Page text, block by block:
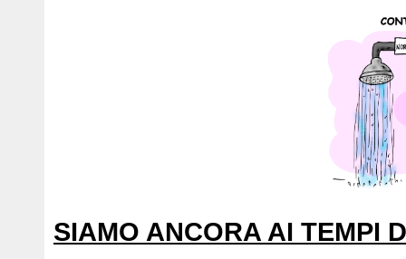
SIAMO ANCORA AI TEMPI